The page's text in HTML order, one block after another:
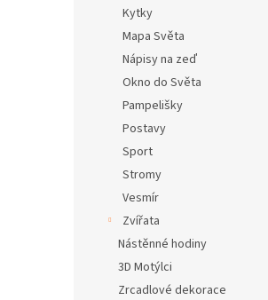
Kytky
Mapa Světa
Nápisy na zeď
Okno do Světa
Pampelišky
Postavy
Sport
Stromy
Vesmír
Zvířata
Nástěnné hodiny
3D Motýlci
Zrcadlové dekorace